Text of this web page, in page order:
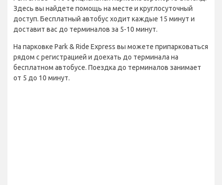
Здесь вы найдете помощь на месте и круглосуточный
доступ. Бесплатный автобус ходит каждые 15 минут и
доставит вас до терминалов за 5-10 минут.
На парковке Park & Ride Express вы можете припарковаться
рядом с регистрацией и доехать до терминала на
бесплатном автобусе. Поездка до терминалов занимает
от 5 до 10 минут.